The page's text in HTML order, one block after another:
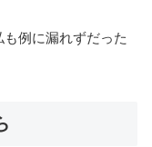
例に漏れずだった